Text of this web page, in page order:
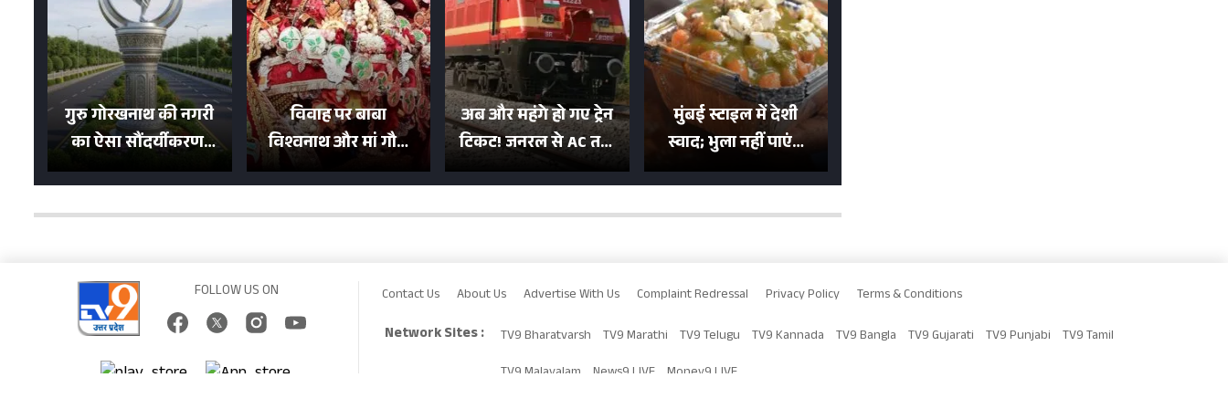
गुरु गोरखनाथ की नगरी
का ऐसा सौंदर्यीकरण!
मन मोह लेंगी शहर की
विवाह पर बाबा
विश्वनाथ और मां गौरा
को 6 लाख रुपये का
शगुन
अब और महंगे हो गए ट्रेन
टिकट! जनरल से AC तक
का बढ़ा किराया; दिल्ली
मुंबई स्टाइल में देशी
स्वाद; भुला नहीं पाएंगे
मुल्तानी छोले-पाव का
FOLLOW US ON Contact Us About Us Advertise With Us Complaint Redressal Privacy Policy Terms & Conditions
Network Sites : TV9 Bharatvarsh TV9 Marathi TV9 Telugu TV9 Kannada TV9 Bangla TV9 Gujarati TV9 Punjabi TV9 Tamil
TV9 Malayalam News9 LIVE Money9 LIVE